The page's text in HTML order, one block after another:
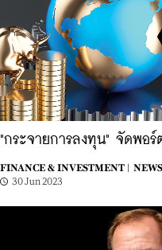
"กระจายการลงทุน" จัดพอ
FINANCE & INVESTMENT |
NEWS
30 Jun 2023